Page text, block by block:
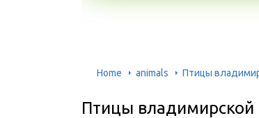
Home animals Птицы
Птицы владимирской